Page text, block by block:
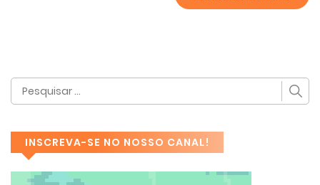
INSCREVA-SE NO NOSSO CANAL!